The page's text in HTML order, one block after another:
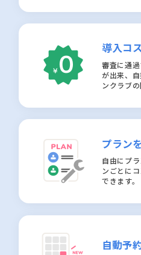
導入コ
審査に通
が出来、
ンクラブの
プラン
自由にプ
ンごとに
できます。
自動予